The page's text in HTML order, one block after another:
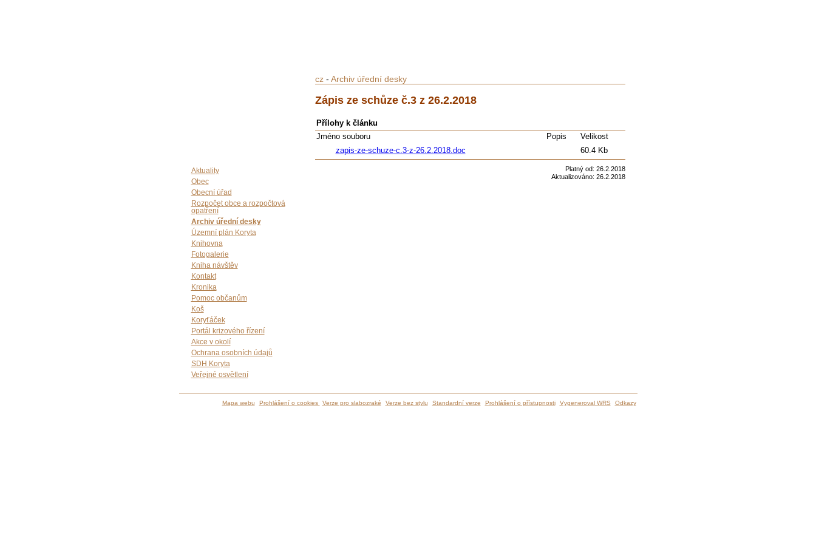
Aktuality
Obec
Obecní úřad
Rozpočet obce a rozpočtová
opatření
Archiv úřední desky
Územní plán Koryta
Knihovna
Fotogalerie
Kniha návštěv
Kontakt
Kronika
Pomoc občanům
Koš
Koryťáček
Portál krizového řízení
Akce v okolí
Ochrana osobních údajů
SDH Koryta
Veřejné osvětlení
cz- Archiv úřední desky
Zápis ze schůze č.3 z 26.2.2018
Přílohy k článku
Jméno souboru
Popis
Velikost
zapis-ze-schuze-c.3-z-26.2.2018.doc
60.4 Kb
Platný od: 26.2.2018
Aktualizováno: 26.2.2018
Mapa webu Prohlášení o cookies Verze pro slabozraké Verze bez stylu Standardní verze Prohlášení o přístupnosti Vygeneroval WRS Odkazy